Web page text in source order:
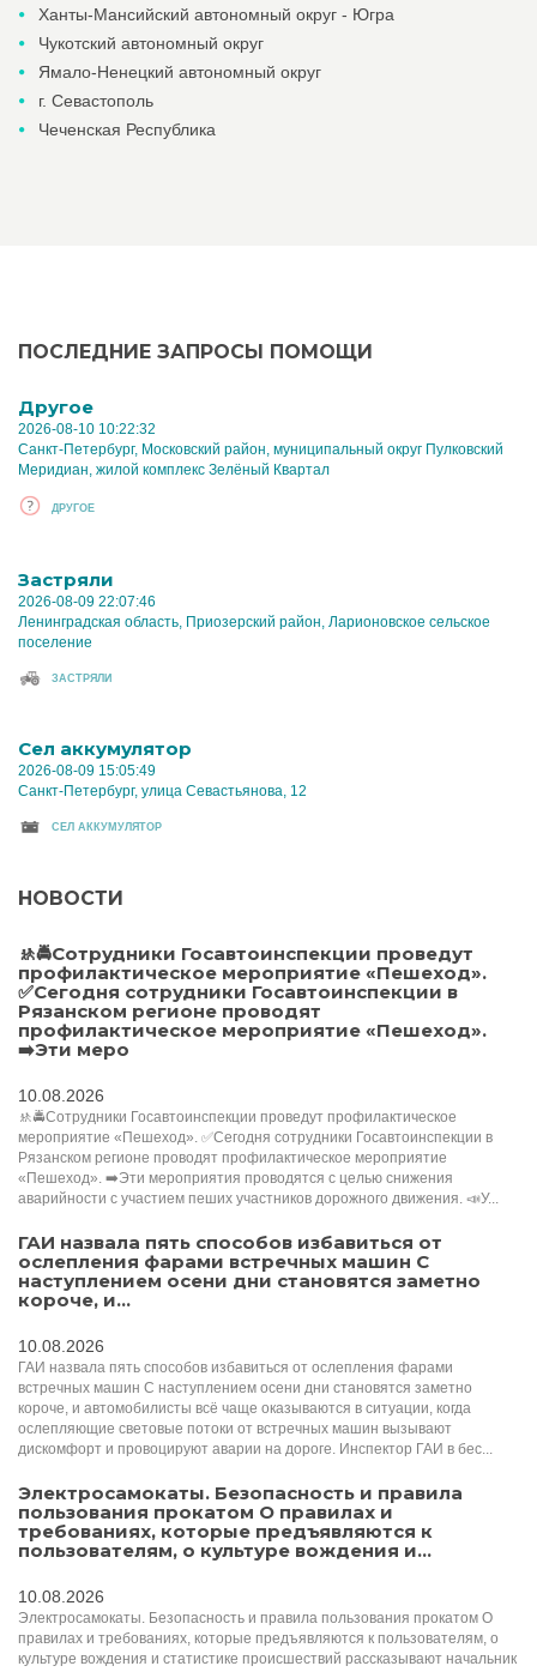
Ханты-Мансийский автономный округ - Югра
Чукотский автономный округ
Ямало-Ненецкий автономный округ
г. Севастополь
Чеченская Республика
ПОСЛЕДНИЕ ЗАПРОСЫ ПОМОЩИ
Другое
2026-08-10 10:22:32
Санкт-Петербург, Московский район, муниципальный округ Пулковский
Меридиан, жилой комплекс Зелёный Квартал
ДРУГОЕ
Застряли
2026-08-09 22:07:46
Ленинградская область, Приозерский район, Ларионовское сельское
поселение
ЗАСТРЯЛИ
Cел аккумулятор
2026-08-09 15:05:49
Санкт-Петербург, улица Севастьянова, 12
CЕЛ АККУМУЛЯТОР
НОВОСТИ
🚸🚔Сотрудники Госавтоинспекции проведут
профилактическое мероприятие «Пешеход».
✅Сегодня сотрудники Госавтоинспекции в
Рязанском регионе проводят
профилактическое мероприятие «Пешеход».
➡️Эти меро
10.08.2026
🚸🚔Сотрудники Госавтоинспекции проведут профилактическое
мероприятие «Пешеход». ✅Сегодня сотрудники Госавтоинспекции в
Рязанском регионе проводят профилактическое мероприятие
«Пешеход». ➡️Эти мероприятия проводятся с целью снижения
аварийности с участием пеших участников дорожного движения. 📣У...
ГАИ назвала пять способов избавиться от
ослепления фарами встречных машин С
наступлением осени дни становятся заметно
короче, и...
10.08.2026
ГАИ назвала пять способов избавиться от ослепления фарами
встречных машин С наступлением осени дни становятся заметно
короче, и автомобилисты всё чаще оказываются в ситуации, когда
ослепляющие световые потоки от встречных машин вызывают
дискомфорт и провоцируют аварии на дороге. Инспектор ГАИ в бес...
Электросамокаты. Безопасность и правила
пользования прокатом О правилах и
требованиях, которые предъявляются к
пользователям, о культуре вождения и...
10.08.2026
Электросамокаты. Безопасность и правила пользования прокатом О
правилах и требованиях, которые предъявляются к пользователям, о
культуре вождения и статистике происшествий рассказывают начальник